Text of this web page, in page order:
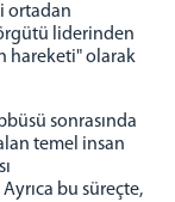
ortadan
liderinden
hareketi" olarak
sonrasında
temel insan
bu süreçte,